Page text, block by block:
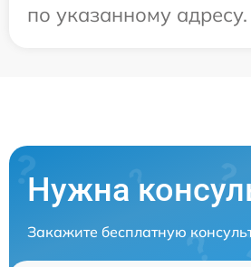
по указанному адресу.
Нужна
Закажите бесплатную